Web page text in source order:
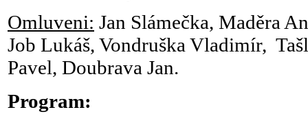
Omluveni: Jan Slámečka, Maděra
Job Lukáš, Vondruška Vladimír,
Pavel, Doubrava Jan.
Program: